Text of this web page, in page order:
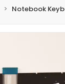
Notebook